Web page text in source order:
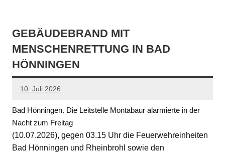
GEBÄUDEBRAND MIT
MENSCHENRETTUNG IN BAD
HÖNNINGEN
10. Juli 2026
Bad Hönningen. Die Leitstelle Montabaur alarmierte in der
Nacht zum Freitag
(10.07.2026), gegen 03.15 Uhr die Feuerwehreinheiten
Bad Hönningen und Rheinbrohl sowie den